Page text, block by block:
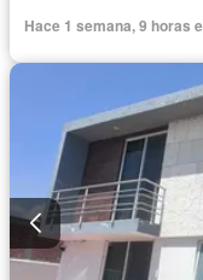
Hace 1 semana, 9 horas